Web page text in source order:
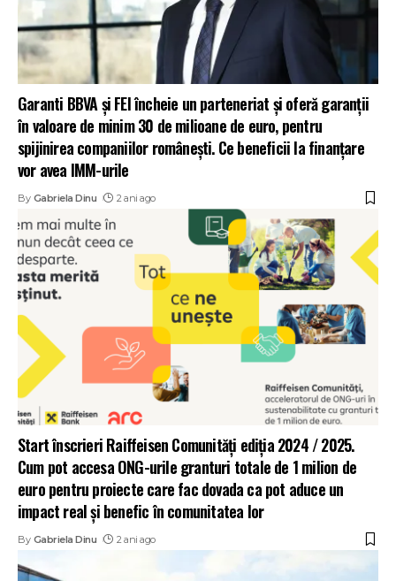
Garanti BBVA și FEI încheie un parteneriat și oferă garanții
în valoare de minim 30 de milioane de euro, pentru
spijinirea companiilor românești. Ce beneficii la finanțare
vor avea IMM-urile
By Gabriela Dinu 2 ani ago
Start înscrieri Raiffeisen Comunități ediția 2024 / 2025.
Cum pot accesa ONG-urile granturi totale de 1 milion de
euro pentru proiecte care fac dovada ca pot aduce un
impact real și benefic în comunitatea lor
By Gabriela Dinu 2 ani ago